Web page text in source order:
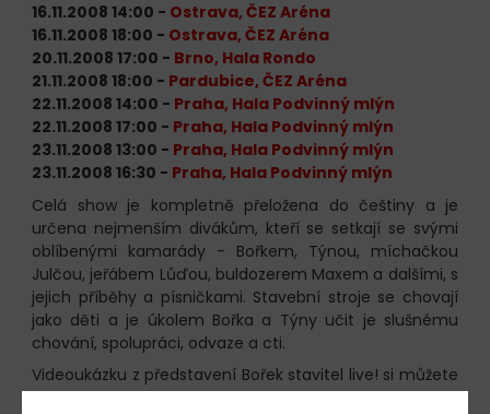
16.11.2008 14:00 - Ostrava, ČEZ Aréna
16.11.2008 18:00 - Ostrava, ČEZ Aréna
20.11.2008 17:00 - Brno, Hala Rondo
21.11.2008 18:00 - Pardubice, ČEZ Aréna
22.11.2008 14:00 - Praha, Hala Podvinný mlýn
22.11.2008 17:00 - Praha, Hala Podvinný mlýn
23.11.2008 13:00 - Praha, Hala Podvinný mlýn
23.11.2008 16:30 - Praha, Hala Podvinný mlýn
Celá show je kompletně přeložena do češtiny a je
určena nejmenším divákům, kteří se setkají se svými
oblíbenými kamarády - Bořkem, Týnou, míchačkou
Julčou, jeřábem Lůďou, buldozerem Maxem a dalšími, s
jejich příběhy a písničkami. Stavební stroje se chovají
jako děti a je úkolem Bořka a Týny učit je slušnému
chování, spolupráci, odvaze a cti.
Videoukázku z představení Bořek stavitel live! si můžete
prohlédnoutzde